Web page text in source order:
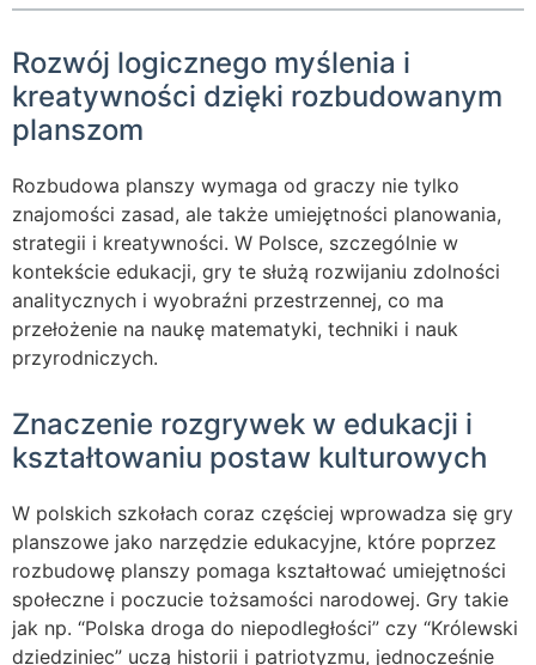
Rozwój logicznego myślenia i
kreatywności dzięki rozbudowanym
planszom
Rozbudowa planszy wymaga od graczy nie tylko
znajomości zasad, ale także umiejętności planowania,
strategii i kreatywności. W Polsce, szczególnie w
kontekście edukacji, gry te służą rozwijaniu zdolności
analitycznych i wyobraźni przestrzennej, co ma
przełożenie na naukę matematyki, techniki i nauk
przyrodniczych.
Znaczenie rozgrywek w edukacji i
kształtowaniu postaw kulturowych
W polskich szkołach coraz częściej wprowadza się gry
planszowe jako narzędzie edukacyjne, które poprzez
rozbudowę planszy pomaga kształtować umiejętności
społeczne i poczucie tożsamości narodowej. Gry takie
jak np. “Polska droga do niepodległości” czy “Królewski
dziedziniec” uczą historii i patriotyzmu, jednocześnie